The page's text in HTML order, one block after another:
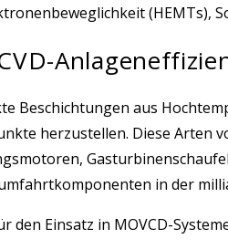
(HEMTs),
Beschichtungen aus
herzustellen. Diese Arten
in der
Einsatz in MOVCD-